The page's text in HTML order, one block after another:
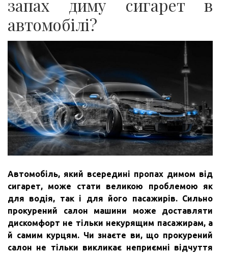
запах диму сигарет в
автомобілі?
Автомобіль, який всередині пропах димом від
сигарет, може стати великою проблемою як
для водія, так і для його пасажирів. Сильно
прокурений салон машини може доставляти
дискомфорт не тільки некурящим пасажирам, а
й самим курцям. Чи знаєте ви, що прокурений
салон не тільки викликає неприємні відчуття